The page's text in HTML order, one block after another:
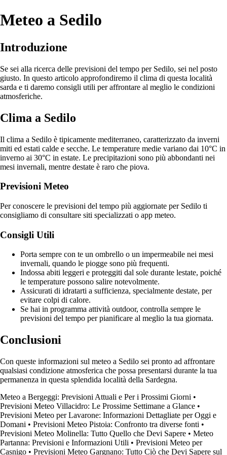
Meteo a Sedilo
Introduzione
Se sei alla ricerca delle previsioni del tempo per Sedilo, sei nel posto
giusto. In questo articolo approfondiremo il clima di questa località
sarda e ti daremo consigli utili per affrontare al meglio le condizioni
atmosferiche.
Clima a Sedilo
Il clima a Sedilo è tipicamente mediterraneo, caratterizzato da inverni
miti ed estati calde e secche. Le temperature medie variano dai 10°C in
inverno ai 30°C in estate. Le precipitazioni sono più abbondanti nei
mesi invernali, mentre destate è raro che piova.
Previsioni Meteo
Per conoscere le previsioni del tempo più aggiornate per Sedilo ti
consigliamo di consultare siti specializzati o app meteo.
Consigli Utili
Porta sempre con te un ombrello o un impermeabile nei mesi
invernali, quando le piogge sono più frequenti.
Indossa abiti leggeri e proteggiti dal sole durante lestate, poiché
le temperature possono salire notevolmente.
Assicurati di idratarti a sufficienza, specialmente destate, per
evitare colpi di calore.
Se hai in programma attività outdoor, controlla sempre le
previsioni del tempo per pianificare al meglio la tua giornata.
Conclusioni
Con queste informazioni sul meteo a Sedilo sei pronto ad affrontare
qualsiasi condizione atmosferica che possa presentarsi durante la tua
permanenza in questa splendida località della Sardegna.
Meteo a Bergeggi: Previsioni Attuali e Per i Prossimi Giorni •
Previsioni Meteo Villacidro: Le Prossime Settimane a Glance •
Previsioni Meteo per Lavarone: Informazioni Dettagliate per Oggi e
Domani • Previsioni Meteo Pistoia: Confronto tra diverse fonti •
Previsioni Meteo Molinella: Tutto Quello che Devi Sapere • Meteo
Partanna: Previsioni e Informazioni Utili • Previsioni Meteo per
Casnigo • Previsioni Meteo Gargnano: Tutto Ciò che Devi Sapere sul